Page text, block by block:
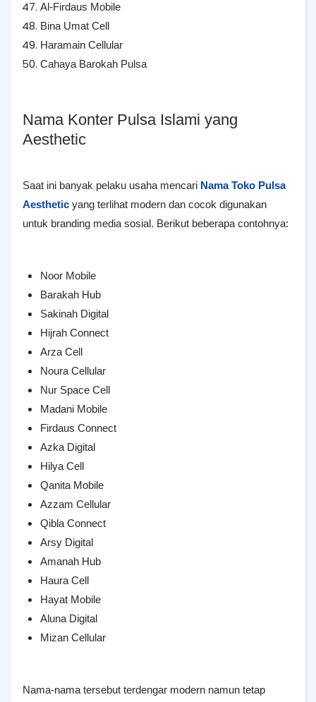
Al-Firdaus Mobile
Bina Umat Cell
Haramain Cellular
Cahaya Barokah Pulsa
Nama Konter Pulsa Islami yang
Aesthetic
Saat ini banyak pelaku usaha mencari Nama Toko Pulsa
Aesthetic yang terlihat modern dan cocok digunakan
untuk branding media sosial. Berikut beberapa contohnya:
Noor Mobile
Barakah Hub
Sakinah Digital
Hijrah Connect
Arza Cell
Noura Cellular
Nur Space Cell
Madani Mobile
Firdaus Connect
Azka Digital
Hilya Cell
Qanita Mobile
Azzam Cellular
Qibla Connect
Arsy Digital
Amanah Hub
Haura Cell
Hayat Mobile
Aluna Digital
Mizan Cellular
Nama-nama tersebut terdengar modern namun tetap